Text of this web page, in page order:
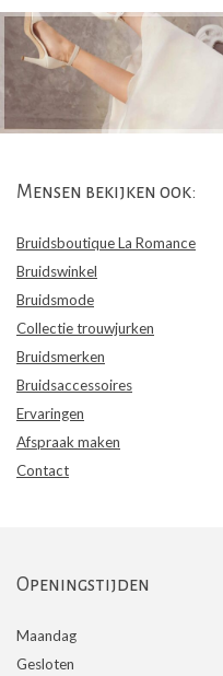
Mensen bekijken ook:
Bruidsboutique La Romance
Bruidswinkel
Bruidsmode
Collectie trouwjurken
Bruidsmerken
Bruidsaccessoires
Ervaringen
Afspraak maken
Contact
Openingstijden
Maandag
Gesloten